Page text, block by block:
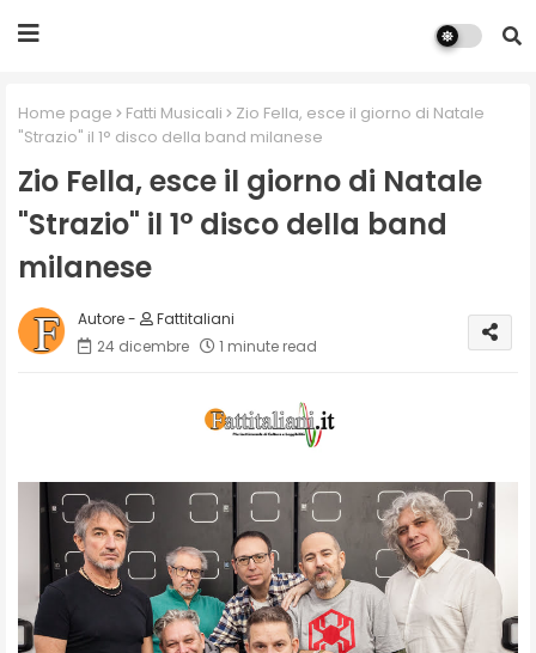
Home page Fatti Musicali
Zio Fella, esce il giorno di Natale
"Strazio" il 1° disco della band milanese
Zio Fella, esce il giorno di Natale
"Strazio" il 1° disco della band
milanese
Fattitaliani
24 dicembre
1 minute read